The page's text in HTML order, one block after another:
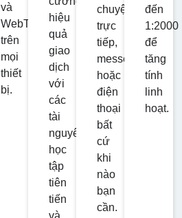
và
WebTrader
trên
mọi
thiết
bị.
hiệu
quả
giao
dịch
với
các
tài
nguyên
học
tập
tiên
tiến
và
chuyện
trực
tiếp,
messenger
hoặc
điện
thoại
bất
cứ
khi
nào
bạn
cần.
đến
1:2000
để
tăng
tính
linh
hoạt.